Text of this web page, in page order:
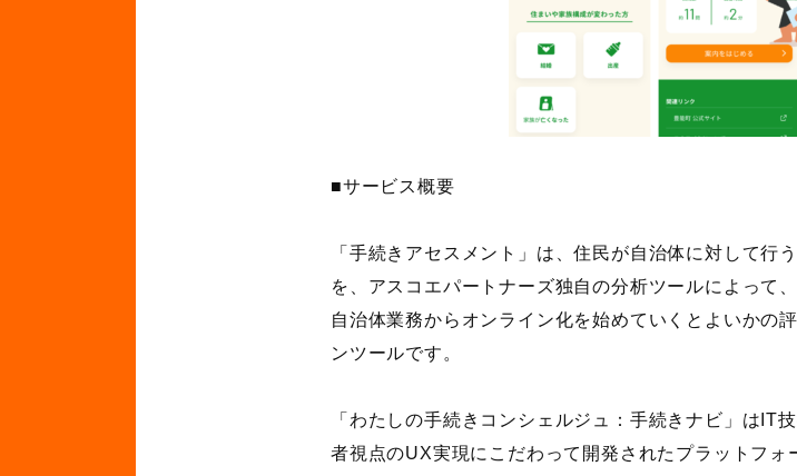
■サービス概要
「手続きアセスメント」は、住民が自治体に対して行
を、アスコエパートナーズ独自の分析ツールによって
自治体業務からオンライン化を始めていくとよいかの
ンツールです。
「わたしの手続きコンシェルジュ：手続きナビ」は IT
者視点のUX実現にこだわって開発されたプラットフ